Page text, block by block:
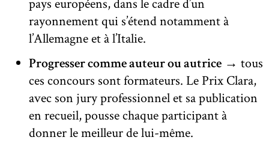
pays européens, dans le cadre d’un
rayonnement qui s’étend notamment à
l’Allemagne et à l’Italie.
Progresser comme auteur ou autrice → tous
ces concours sont formateurs. Le Prix Clara,
avec son jury professionnel et sa publication
en recueil, pousse chaque participant à
donner le meilleur de lui-même.